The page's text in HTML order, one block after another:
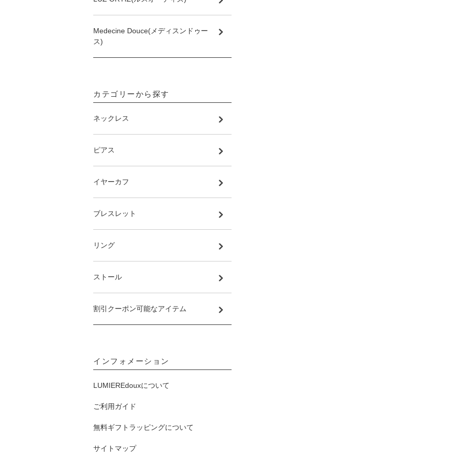
Medecine Douce(メディスンドゥー
ス)
カテゴリーから探す
ネックレス
ピアス
イヤーカフ
ブレスレット
リング
ストール
割引クーポン可能なアイテム
インフォメーション
LUMIEREdouxについて
ご利用ガイド
無料ギフトラッピングについて
サイトマップ